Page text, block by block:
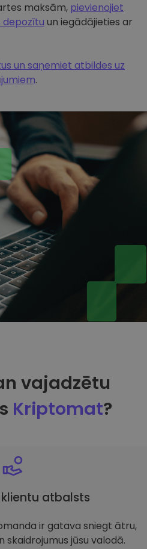
maksām, pievienojiet
depozītu un iegādājieties ar
un saņemiet atbildes uz
.
vajadzētu
Kriptomat?
atbalsts
ir gatava sniegt ātru,
skaidrojumus jūsu valodā.